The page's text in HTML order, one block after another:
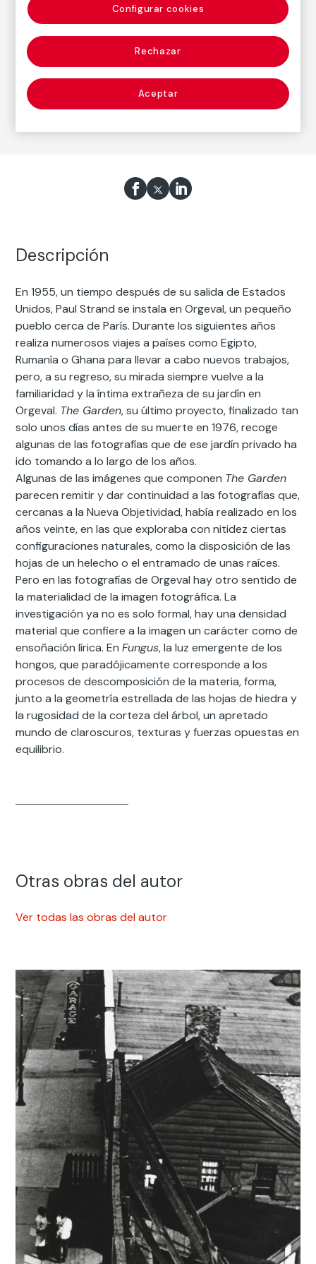
Nacimiento: Nueva York, 1890
Fallecimiento: Orgeval, Francia, 1976
Fotografía
Serie:
Orgeval (1957-1973)(Paul Strand)
Descripción
En 1955, un tiempo después de su salida de Estados
Unidos, Paul Strand se instala en Orgeval, un pequeño
pueblo cerca de París. Durante los siguientes años
realiza numerosos viajes a países como Egipto,
Rumanía o Ghana para llevar a cabo nuevos trabajos,
pero, a su regreso, su mirada siempre vuelve a la
familiaridad y la íntima extrañeza de su jardín en
Orgeval. The Garden, su último proyecto, finalizado tan
solo unos días antes de su muerte en 1976, recoge
algunas de las fotografías que de ese jardín privado ha
ido tomando a lo largo de los años.
Algunas de las imágenes que componen The Garden
parecen remitir y dar continuidad a las fotografías que,
cercanas a la Nueva Objetividad, había realizado en los
años veinte, en las que exploraba con nitidez ciertas
configuraciones naturales, como la disposición de las
hojas de un helecho o el entramado de unas raíces.
Pero en las fotografías de Orgeval hay otro sentido de
la materialidad de la imagen fotográfica. La
investigación ya no es solo formal, hay una densidad
material que confiere a la imagen un carácter como de
ensoñación lírica. EnFungus, la luz emergente de los
hongos, que paradójicamente corresponde a los
procesos de descomposición de la materia, forma,
junto a la geometría estrellada de las hojas de hiedra y
la rugosidad de la corteza del árbol, un apretado
mundo de claroscuros, texturas y fuerzas opuestas en
equilibrio.
Otras obras del autor
Ver todas las obras del autor
Rechazar
Aceptar
Configurar cookies